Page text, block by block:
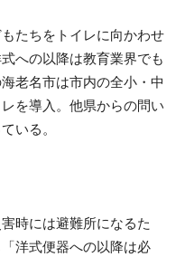
たちをトイレに向かわせ
への以降は教育業界でも
老名市は市内の全小・中
を導入。他県からの問い
いる。
時には避難所になるた
洋式便器への以降は必